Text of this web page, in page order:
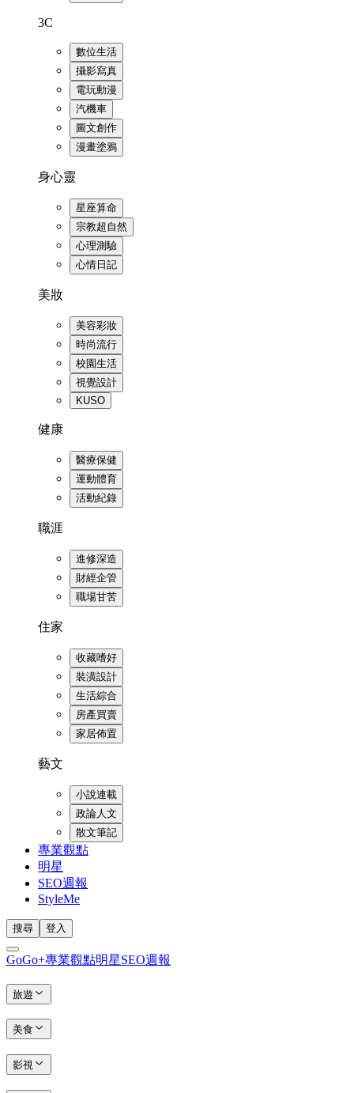
3C
數位生活
攝影寫真
電玩動漫
汽機車
圖文創作
漫畫塗鴉
身心靈
星座算命
宗教超自然
心理測驗
心情日記
美妝
美容彩妝
時尚流行
校園生活
視覺設計
KUSO
健康
醫療保健
運動體育
活動紀錄
職涯
進修深造
財經企管
職場甘苦
住家
收藏嗜好
裝潢設計
生活綜合
房產買賣
家居佈置
藝文
小說連載
政論人文
散文筆記
專業觀點
明星
SEO週報
StyleMe
搜尋 登入
GoGo+專業觀點明星SEO週報
旅遊
美食
影視